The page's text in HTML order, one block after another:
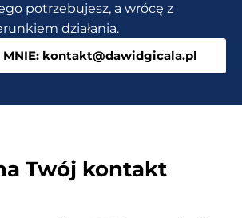
potrzebujesz, a wrócę z
działania.
MNIE: kontakt@dawidgicala.pl
Twój kontakt